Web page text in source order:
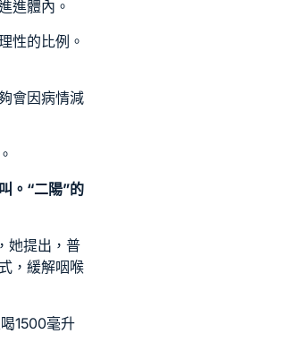
進體內。
性的比例。
會因病情減
。“二陽”的
她提出，普
，緩解咽喉
1500毫升